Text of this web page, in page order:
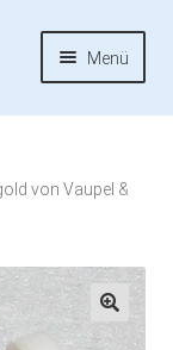
Menü
von Vaupel &
🔍